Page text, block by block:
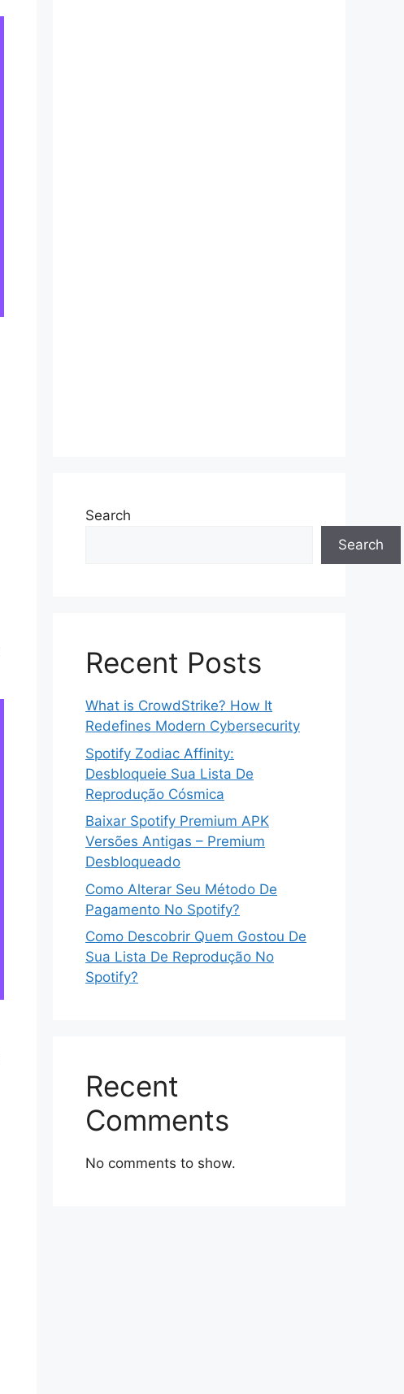
Search
Search
Recent Posts
What is CrowdStrike? How It
Redefines Modern Cybersecurity
Spotify Zodiac Affinity:
Desbloqueie Sua Lista De
Reprodução Cósmica
Baixar Spotify Premium APK
Versões Antigas – Premium
Desbloqueado
Como Alterar Seu Método De
Pagamento No Spotify?
Como Descobrir Quem Gostou De
Sua Lista De Reprodução No
Spotify?
Recent
Comments
No comments to show.